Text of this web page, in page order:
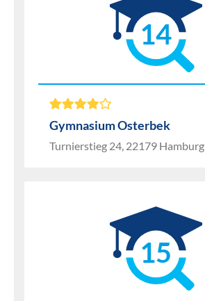
14
Gymnasium Osterbek
Turnierstieg 24, 22179 Hamburg
15